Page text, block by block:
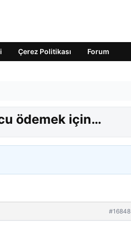
Çerez Politikası Forum
ödemek için…
#16848